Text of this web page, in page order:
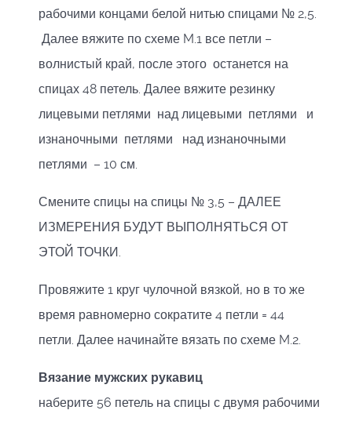
рабочими концами белой нитью спицами № 2,5.
Далее вяжите по схеме M.1 все петли –
волнистый край, после этого останется на
спицах 48 петель. Далее вяжите резинку
лицевыми петлями над лицевыми петлями и
изнаночными петлями над изнаночными
петлями – 10 см.
Смените спицы на спицы № 3,5 – ДАЛЕЕ
ИЗМЕРЕНИЯ БУДУТ ВЫПОЛНЯТЬСЯ ОТ
ЭТОЙ ТОЧКИ.
Провяжите 1 круг чулочной вязкой, но в то же
время равномерно сократите 4 петли = 44
петли. Далее начинайте вязать по схеме M.2.
Вязание мужских рукавиц
наберите 56 петель на спицы с двумя рабочими